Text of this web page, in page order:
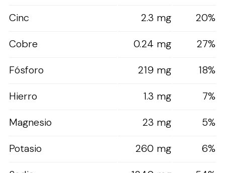
Cinc
2.3 mg
20%
Cobre
0.24 mg
27%
Fósforo
219 mg
18%
Hierro
1.3 mg
7%
Magnesio
23 mg
5%
Potasio
260 mg
6%